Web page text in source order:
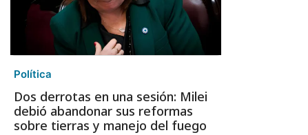
Política
Dos derrotas en una sesión: Milei
debió abandonar sus reformas
sobre tierras y manejo del fuego